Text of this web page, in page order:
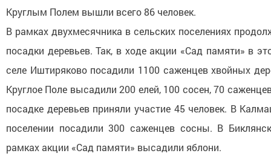
Круглым Полем вышли всего 86 человек.
В рамках двухмесячника в сельских поселениях
посадки деревьев. Так, в ходе акции «Сад памяти» в
селе Иштиряково посадили 1100 саженцев хвойных
Круглое Поле высадили 200 елей, 100 сосен, 70
посадке деревьев приняли участие 45 человек. В
поселении посадили 300 саженцев сосны. В
рамках акции «Сад памяти» высадили яблони.